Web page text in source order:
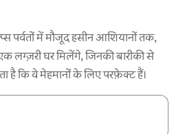
में मौजूद हसीन आशियानों तक,
घर मिलेंगे, जिनकी बारीकी से
है कि वे मेहमानों के लिए परफ़ेक्ट हैं।
और डाउन 'ऐरो की' का इस्तेमाल करके नेविगेट